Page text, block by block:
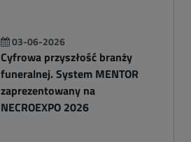
03-06-2026
Cyfrowa przyszłość branży
funeralnej. System MENTOR
zaprezentowany na
NECROEXPO 2026